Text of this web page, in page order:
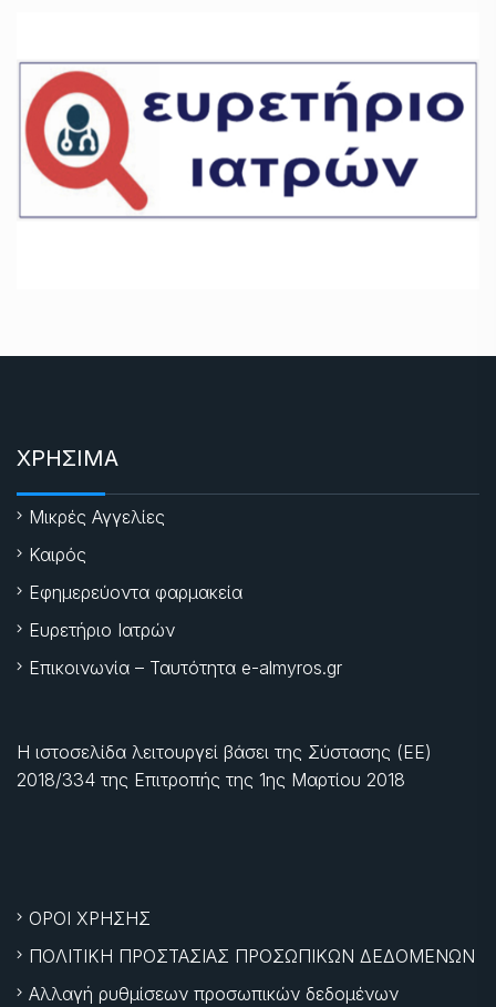
ΧΡΗΣΙΜΑ
Μικρές Αγγελίες
Καιρός
Εφημερεύοντα φαρμακεία
Ευρετήριο Ιατρών
Επικοινωνία – Ταυτότητα e-almyros.gr
Η ιστοσελίδα λειτουργεί βάσει της Σύστασης (ΕΕ)
2018/334 της Επιτροπής της 1ης Μαρτίου 2018
ΟΡΟΙ ΧΡΗΣΗΣ
ΠΟΛΙΤΙΚΗ ΠΡΟΣΤΑΣΙΑΣ ΠΡΟΣΩΠΙΚΩΝ ΔΕΔΟΜΕΝΩΝ
Αλλαγή ρυθμίσεων προσωπικών δεδομένων